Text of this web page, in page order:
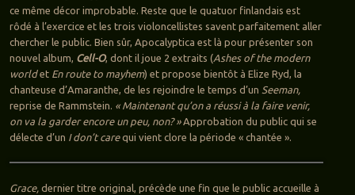
ce même décor improbable. Reste que le quatuor finlandais est
rôdé à l’exercice et les trois violoncellistes savent parfaitement aller
chercher le public. Bien sûr, Apocalyptica est là pour présenter son
nouvel album, Cell-O, dont il joue 2 extraits (Ashes of the modern
worldetEn route to mayhem) et propose bientôt à Elize Ryd, la
chanteuse d’Amaranthe, de les rejoindre le temps d’un Seeman,
reprise de Rammstein. « Maintenant qu’on a réussi à la faire venir,
on va la garder encore un peu, non? »Approbation du public qui se
délecte d’un I don’t carequi vient clore la période « chantée ».
Grace,dernier titre original, précède une fin que le public accueille à